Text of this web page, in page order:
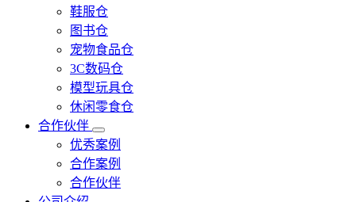
鞋服仓
图书仓
宠物食品仓
3C数码仓
模型玩具仓
休闲零食仓
合作伙伴
优秀案例
合作案例
合作伙伴